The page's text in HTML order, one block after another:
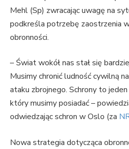
Mehl (Sp) zwracając uwagę na
podkreśla potrzebę zaostrzenia
obronności.
– Świat wokół nas stał się
Musimy chronić ludność cywilną
ataku zbrojnego. Schrony to
który musimy posiadać –
odwiedzając schron w Oslo (za
Nowa strategia dotycząca